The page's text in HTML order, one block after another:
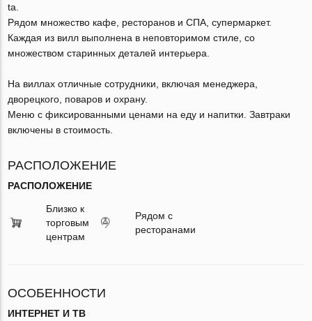
ta.
Рядом множество кафе, ресторанов и СПА, супермаркет.
Каждая из вилл выполнена в неповторимом стиле, со
множеством старинных деталей интерьера.
На виллах отличные сотрудники, включая менеджера,
дворецкого, поваров и охрану.
Меню с фиксированными ценами на еду и напитки. Завтраки
включены в стоимость.
РАСПОЛОЖЕНИЕ
РАСПОЛОЖЕНИЕ
Близко к
торговым
центрам
Рядом с
ресторанами
ОСОБЕННОСТИ
ИНТЕРНЕТ И ТВ